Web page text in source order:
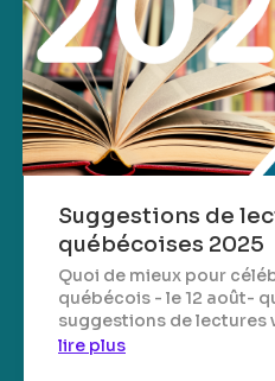
Suggestions de
québécoises 2025
Quoi de mieux pour
québécois - le 12 août-
suggestions de lectures
lire plus